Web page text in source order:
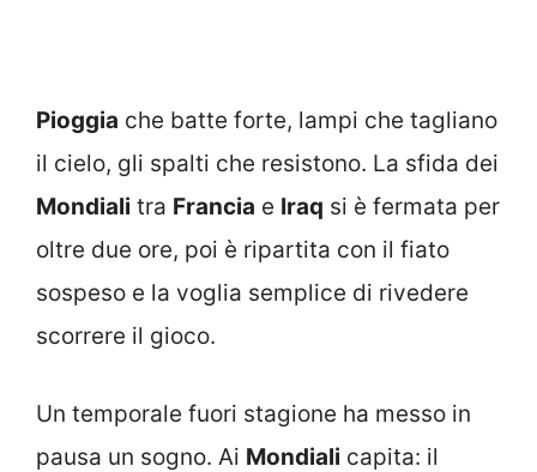
Pioggia che batte forte, lampi che tagliano
il cielo, gli spalti che resistono. La sfida dei
Mondiali tra Francia e Iraq si è fermata per
oltre due ore, poi è ripartita con il fiato
sospeso e la voglia semplice di rivedere
scorrere il gioco.
Un temporale fuori stagione ha messo in
pausa un sogno. Ai Mondiali capita: il